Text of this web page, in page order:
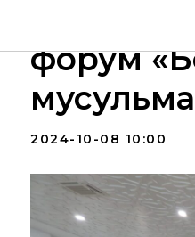
В
форум
2024-10-08 10:00